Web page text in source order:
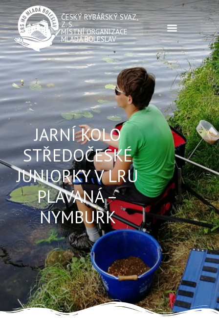
ČESKÝ RYBÁŘSKÝ SVAZ,
Z. S.
MÍSTNÍ ORGANIZACE
MLADÁ BOLESLAV
JARNÍ KOLO
STŘEDOČESKÉ
JUNIORKY V LRU
PLAVANÁ –
NYMBURK